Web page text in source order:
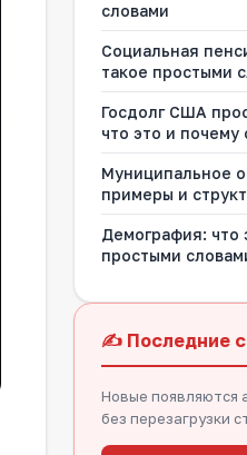
словами
Социальная
такое простыми
Госдолг США
что это и почему
Муниципальное
примеры и
Демография: что
простыми
✍️ Последние
Новые появляются
без перезагрузки